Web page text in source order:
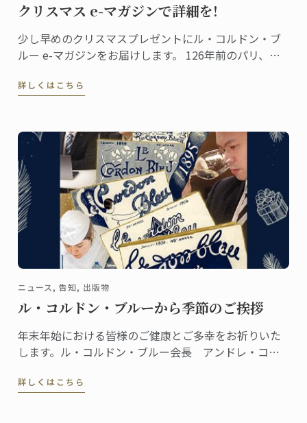
クリスマス e-マガジンで詳細を!
少し早めのクリスマスプレゼントにル・コルドン・ブ
ルー e-マガジンをお届けします。 126年前のパリ、当
ー。 料理の出版物が始まりのきっかけでした。 この歴
詳しくはこちら
ニュース, 告知, 出版物
ル・コルドン・ブルーから季節のご挨拶
年末年始における皆様のご健康とご多幸をお祈りいた
します。ル・コルドン・ブルー会長 アンドレ・コア
詳しくはこちら